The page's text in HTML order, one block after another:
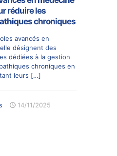
réduire les
chroniques
avancés en
désignent des
dédiées à la gestion
chroniques en
leurs […]
14/11/2025